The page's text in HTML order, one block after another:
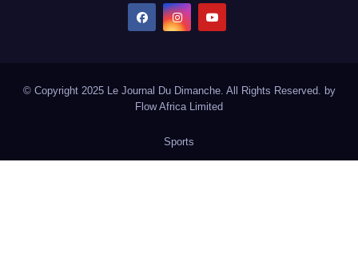
© Copyright 2025 Le Journal Du Dimanche. All Rights Reserved. by
Flow Africa Limited
Sports